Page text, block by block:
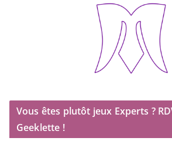
Vous êtes plutôt jeux Experts ?
Geeklette !